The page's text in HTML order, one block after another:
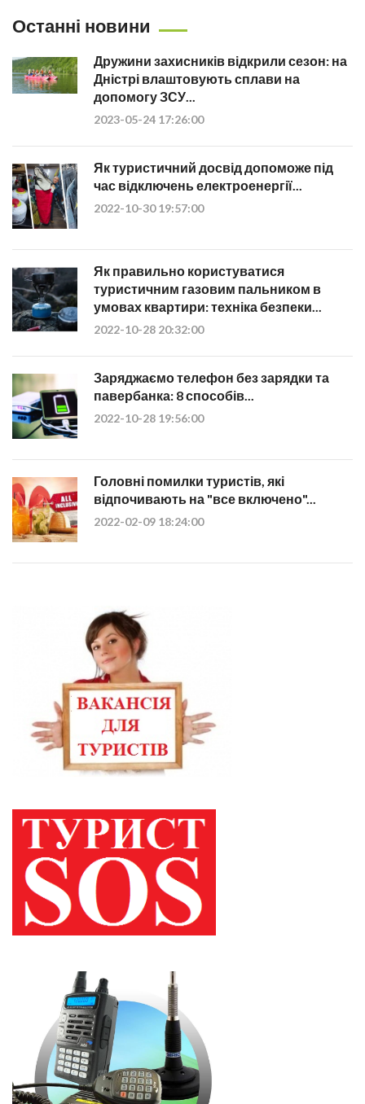
Останні новини
Дружини захисників відкрили сезон: на
Дністрі влаштовують сплави на
допомогу ЗСУ...
2023-05-24 17:26:00
Як туристичний досвід допоможе під
час відключень електроенергії...
2022-10-30 19:57:00
Як правильно користуватися
туристичним газовим пальником в
умовах квартири: техніка безпеки...
2022-10-28 20:32:00
Заряджаємо телефон без зарядки та
павербанка: 8 способів...
2022-10-28 19:56:00
Головні помилки туристів, які
відпочивають на "все включено"...
2022-02-09 18:24:00